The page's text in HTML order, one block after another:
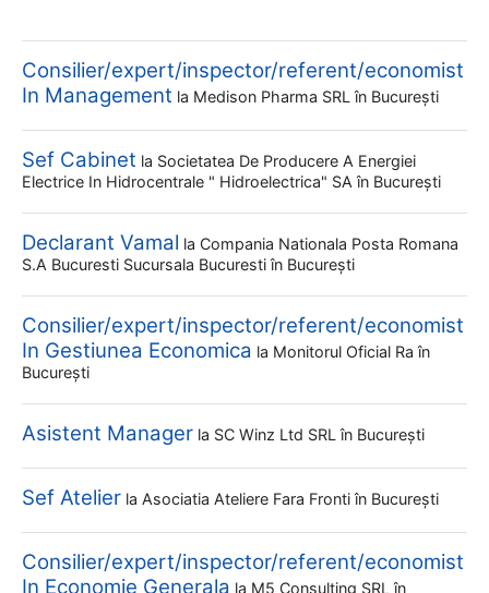
Consilier/expert/inspector/referent/economist
In Management la Medison Pharma SRL în București
Sef Cabinet la Societatea De Producere A Energiei
Electrice In Hidrocentrale " Hidroelectrica" SA în București
Declarant Vamal la Compania Nationala Posta Romana
S.a Bucuresti Sucursala Bucuresti în București
Consilier/expert/inspector/referent/economist
In Gestiunea Economica la Monitorul Oficial Ra în
București
Asistent Manager la SC Winz Ltd SRL în București
Sef Atelier la Asociatia Ateliere Fara Fronti în București
Consilier/expert/inspector/referent/economist
In Economie Generala la M5 Consulting SRL în